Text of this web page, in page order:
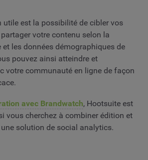
utile est la possibilité de cibler vos
votre contenu selon la
les données démographiques de
pouvez ainsi atteindre et
votre communauté en ligne de façon
avec Brandwatch, Hootsuite est
vous cherchez à combiner édition et
solution de social analytics.